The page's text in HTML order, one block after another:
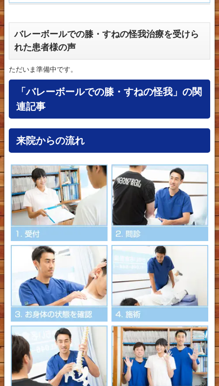
バレーボールでの膝・すねの怪我治療を受けら
れた患者様の声
ただいま準備中です。
「バレーボールでの膝・すねの怪我」の関
連記事
来院からの流れ